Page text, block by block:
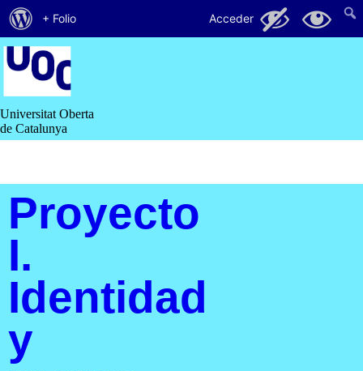
Saltar
contenido
Universitat Oberta
de Catalunya
Proyecto
I.
Identidad
y
Acerca
de
WordPress
+ Folio Acceder 61 20